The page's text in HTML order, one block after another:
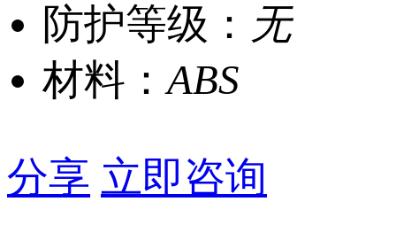
防护等级： 无
材料：ABS
分享 立即咨询